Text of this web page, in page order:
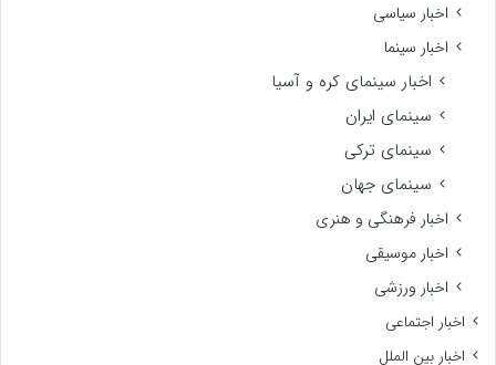
اخبار سیاسی
اخبار سینما
اخبار سینمای کره و آسیا
سینمای ایران
سینمای ترکی
سینمای جهان
اخبار فرهنگی و هنری
اخبار موسیقی
اخبار ورزشی
اخبار اجتماعی
اخبار بین الملل